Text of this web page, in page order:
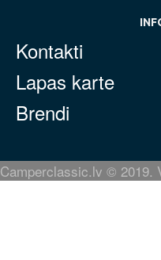
Kontakti
Lapas karte
Brendi
Camperclassic.lv © 2019.